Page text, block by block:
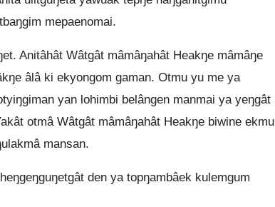
mepaenomai.
Anitâhât Wâtgât mâmâŋahât Heakŋe mâmâŋe
âlâ ki ekyongom gaman. Otmu yu me ya
yan lohimbi belângen manmai ya yeŋgât
otmâ Wâtgât mâmâŋahât Heakŋe biwine ekmu
mansan.
den ya topŋambâek kulemgum